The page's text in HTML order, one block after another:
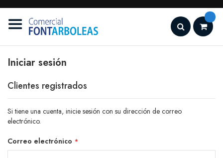
al
contenido
Search
Iniciar sesión
Clientes registrados
Si tiene una cuenta, inicie sesión con su dirección de correo
electrónico.
Correo electrónico